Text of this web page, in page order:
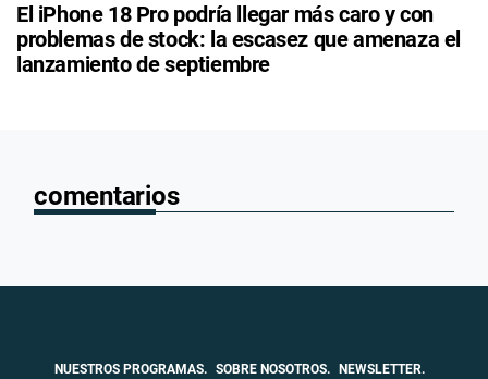
El iPhone 18 Pro podría llegar más caro y con
problemas de stock: la escasez que amenaza el
lanzamiento de septiembre
comentarios
NUESTROS PROGRAMAS. SOBRE NOSOTROS.
NEWSLETTER.